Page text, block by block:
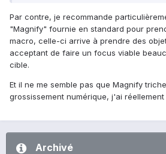
Par contre, je recommande
"Magnify" fournie en standard pour
macro, celle-ci arrive à prendre des
acceptant de faire un focus viable
cible.
Et il ne me semble pas que Magnify
grossissement numérique, j'ai
Archivé